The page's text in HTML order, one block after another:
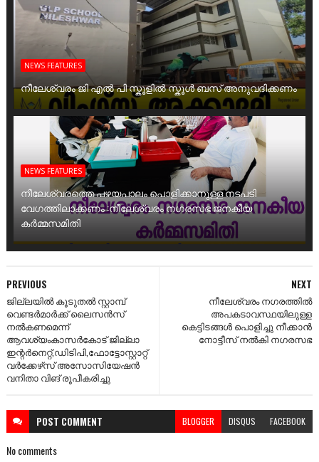
NEWS FEATURES
നീലേശ്വരം ജി എൽ പി സ്കൂളിൽ സ്കൂൾ ബസ് അനുവദിക്കണം
NEWS FEATURES
നീലേശ്വരത്തെ പഴയപാലം പൊളിക്കാനുള്ള നടപടി
വേഗത്തിലാക്കണം :നീലേശ്വരം നഗരസഭ ജനകീയ
കർമ്മസമിതി
NEXT
നീലേശ്വരം നഗരത്തിൽ
അപകടാവസ്ഥയിലുള്ള
കെട്ടിടങ്ങൾ പൊളിച്ചു നീക്കാൻ
നോട്ടീസ് നൽകി നഗരസഭ
PREVIOUS
ജില്ലയിൽ കൂടുതൽ സ്റ്റാമ്പ്
വെണ്ടർമാർക്ക് ലൈസൻസ്
നൽകണമെന്ന്
ആവശ്യംകാസർകോട് ജില്ലാ
ഇന്റർനെറ്റ്,ഡിടിപി,ഫോട്ടോസ്റ്റാറ്റ്
വർക്കേഴ്‌സ് അസോസിയേഷൻ
വനിതാ വിങ് രൂപീകരിച്ചു
POST COMMENT BLOGGER DISQUS FACEBOOK
No comments